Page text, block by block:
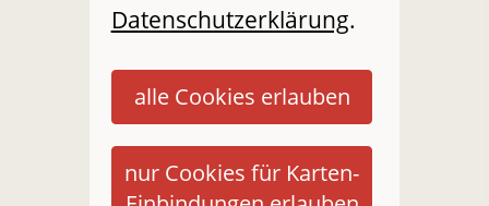
Datenschutzerklärung.
alle Cookies erlauben
nur Cookies für Karten-